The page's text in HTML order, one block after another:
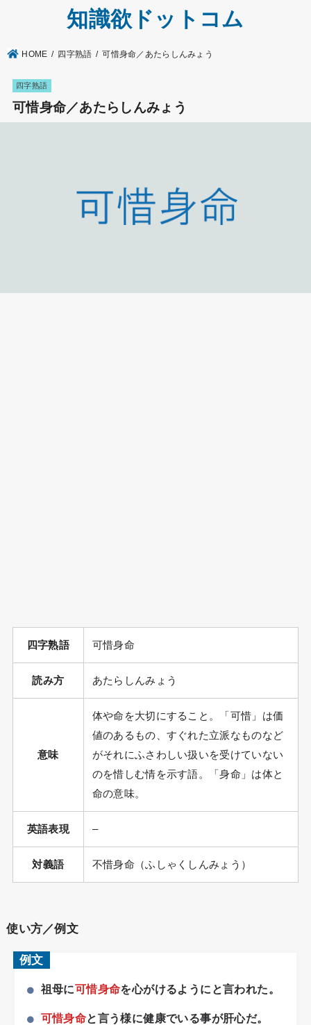
知識欲ドットコム
HOME 四字熟語 可惜身命／あたらしんみょう
四字熟語
可惜身命／あたらしんみょう
四字熟語 可惜身命
読み方 あたらしんみょう
意味
体や命を大切にすること。「可惜」は価
値のあるもの、すぐれた立派なものなど
がそれにふさわしい扱いを受けていない
のを惜しむ情を示す語。「身命」は体と
命の意味。
英語表現 –
対義語 不惜身命（ふしゃくしんみょう）
使い方／例文
例文
祖母に可惜身命を心がけるようにと言われた。
可惜身命と言う様に健康でいる事が肝心だ。